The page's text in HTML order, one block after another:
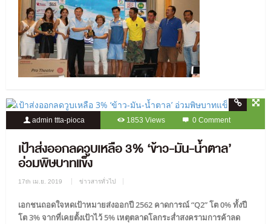
admin ttta-pioca 1853 Views 0 Comment
เป้าส่งออกลดวูบเหลือ 3% ‘ข้าว-มัน-น้ำตาล’
อ่วมพิษบาทแข็ง
17th เม.ย. 2019 ข่าวสารทั่วไป
เอกชนถอดใจหดเป้าหมายส่งออกปี 2562 คาดการณ์ “Q2” โต 0% ทั้งปี
โต 3% จากที่เคยตั้งเป้าไว้ 5% เหตุตลาดโลกระส่ำสงครามการค้าลด